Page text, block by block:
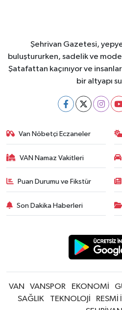
Şehrivan Gazetesi,
buluştururken, sadelik ve
Şatafattan kaçınıyor ve
bir altyapı
Van Nöbetçi Eczaneler
VAN Namaz Vakitleri
Puan Durumu ve Fikstür
Son Dakika Haberleri
VAN VANSPOR EKONOMİ
SAĞLIK
TEKNOLOJİ RESMİ